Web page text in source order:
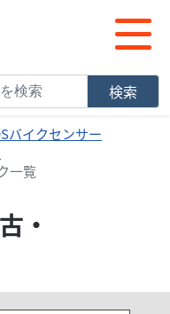
検索
バイクセンサー
一覧
・